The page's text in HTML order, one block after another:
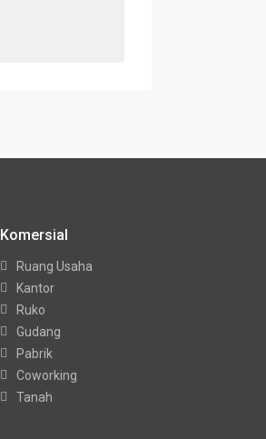
Komersial
Ruang Usaha
Kantor
Ruko
Gudang
Pabrik
Coworking
Tanah